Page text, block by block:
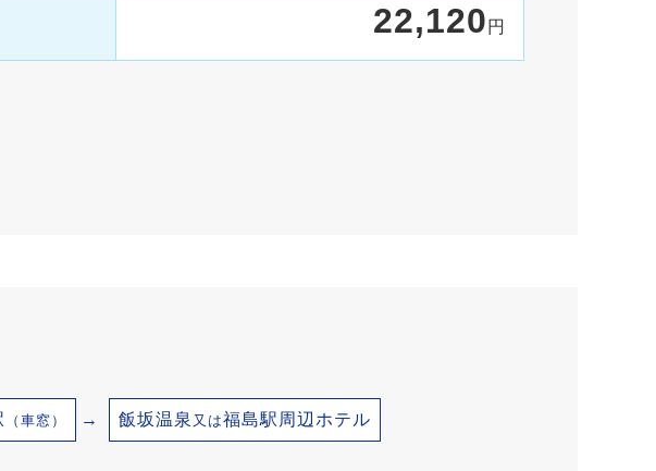
22,120 円
（車窓） 飯坂温泉 又は福島駅周辺ホテル